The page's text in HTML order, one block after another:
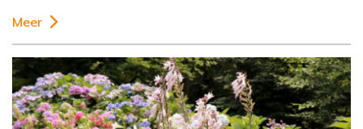
Meer